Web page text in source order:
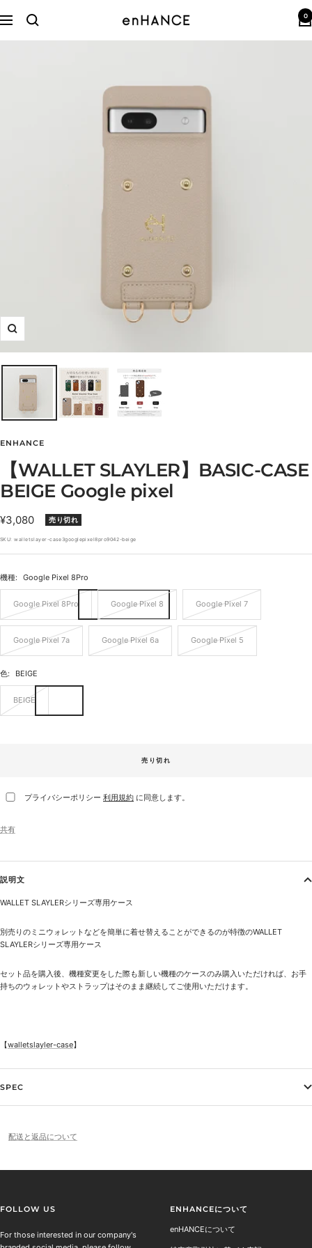
ン
ン
ナ
enHANCE 0
ズ
ENHANCE
【WALLET SLAYLER】BASIC-CASE
BEIGE Google pixel
セ
ー
ル
価
格
¥3,080 売り切れ
SKU:walletslayer-case3googlepixel8pro9042-beige
機種: Google Pixel 8Pro
Google Pixel 8Pro Google Pixel 8 Google Pixel 7
Google Pixel 7a Google Pixel 6a Google Pixel 5
色: BEIGE
BEIGE
売り切れ
プライバシーポリシー 利用規約 に同意します。
共有
説明文
WALLET SLAYLERシリーズ専用ケース
別売りのミニウォレットなどを簡単に着せ替えることができるのが特徴のWALLET
SLAYLERシリーズ専用ケース
セット品を購入後、機種変更をした際も新しい機種のケースのみ購入いただければ、お手
持ちのウォレットやストラップはそのまま継続してご使用いただけます。
【walletslayler-case】
SPEC
配送と返品について
FOLLOW US
For those interested in our company's
ENHANCEについて
enHANCEについて